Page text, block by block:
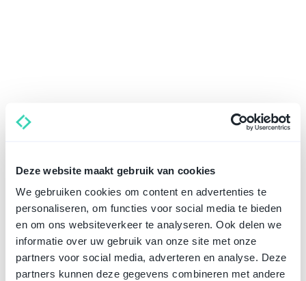
Deze website maakt gebruik van cookies
We gebruiken cookies om content en advertenties te
personaliseren, om functies voor social media te bieden
en om ons websiteverkeer te analyseren. Ook delen we
informatie over uw gebruik van onze site met onze
partners voor social media, adverteren en analyse. Deze
partners kunnen deze gegevens combineren met andere
Telefonisch overleggen over jouw situatie?
Plan een gratis adviesgesprek